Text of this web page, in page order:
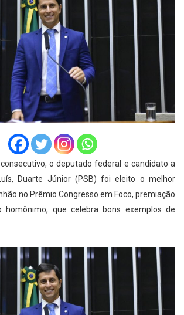
o deputado federal e candidato a
Duarte Júnior (PSB) foi eleito o melhor
no Prêmio Congresso em Foco, premiação
homônimo, que celebra bons exemplos de